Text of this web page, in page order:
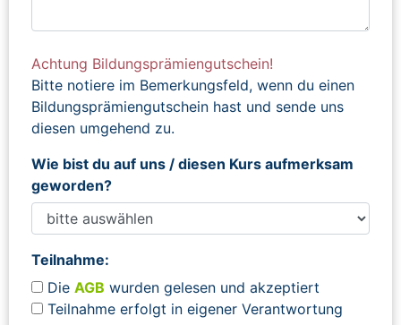
Achtung Bildungsprämiengutschein!
Bitte notiere im Bemerkungsfeld, wenn du einen
Bildungsprämiengutschein hast und sende uns
diesen umgehend zu.
Wie bist du auf uns / diesen Kurs aufmerksam
geworden?
Teilnahme:
Die AGB wurden gelesen und akzeptiert
Teilnahme erfolgt in eigener Verantwortung